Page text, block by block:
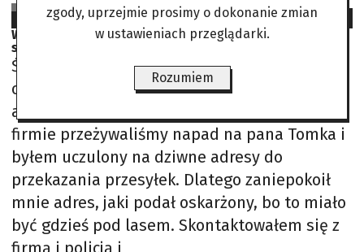
2024-12-23
Wyglądał jak uczeń wracający ze szkoły. Dalszy ciąg
sprawy napadu na kurierów
Świadek Dariusz G. to kurier, którego
oskarżony też próbował zaatakować i okraść,
ale powstrzymali go policjanci. – Wszyscy w
firmie przeżywaliśmy napad na pana Tomka i
byłem uczulony na dziwne adresy do
przekazania przesyłek. Dlatego zaniepokoił
mnie adres, jaki podał oskarżony, bo to miało
być gdzieś pod lasem. Skontaktowałem się z
firmą i policją i
zgody, uprzejmie prosimy o dokonanie zmian
w ustawieniach przeglądarki.
Rozumiem